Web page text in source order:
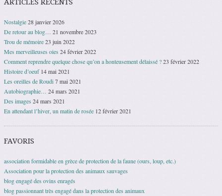
ARTICLES RÉCENTS
Nostalgie28 janvier 2026
De retour au blog… 21 novembre 2023
Trou de mémoire23 juin 2022
Mes merveilleuses oies 24 février 2022
Comment reprendre quelque chose qu’on a honteusement délaissé ?23 février 2022
Histoire d’oeuf 14 mai 2021
Les oreilles de Roudi7 mai 2021
Autobiographie… 24 mars 2021
Des images 24 mars 2021
En attendant l’hiver, un matin de rosée 12 février 2021
FAVORIS
association formidable en grèce de protection de la faune (ours, loup, etc.)
Association pour la protection des animaux sauvages
blog engagé des ovins enragés
blog passionnant très engagé dans la protection des animaux